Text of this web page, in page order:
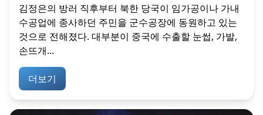
김정은의 방러 직후부터 북한 당국이 임가공이나 가내
수공업에 종사하던 주민을 군수공장에 동원하고 있는
것으로 전해졌다. 대부분이 중국에 수출할 눈썹, 가발,
손뜨개...
더보기